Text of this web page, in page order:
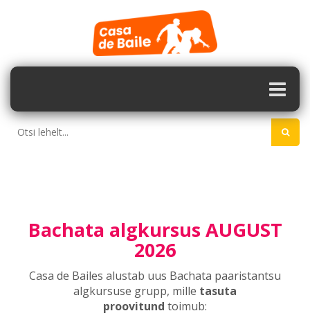
Bachata algkursus AUGUST
2026
Casa de Bailes alustab uus Bachata paaristantsu
algkursuse grupp, mille tasuta
proovitund toimub: